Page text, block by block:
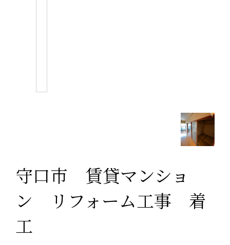
守口市 賃貸マンショ
ン リフォーム工事 着
工